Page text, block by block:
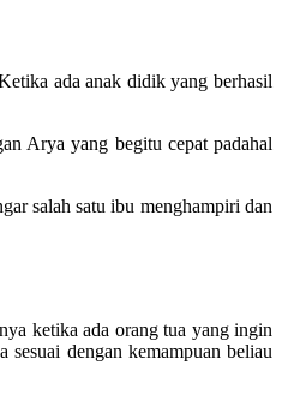
ada anak didik yang berhasil
Arya yang begitu cepat padahal
salah satu ibu menghampiri dan
ketika ada orang tua yang ingin
dengan kemampuan beliau